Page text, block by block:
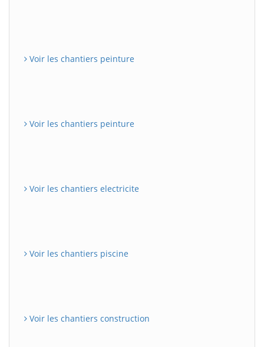
Voir les chantiers peinture
Voir les chantiers peinture
Voir les chantiers electricite
Voir les chantiers piscine
Voir les chantiers construction